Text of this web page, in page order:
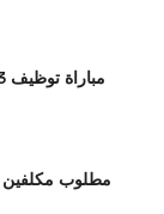
مطلوب مكلفين